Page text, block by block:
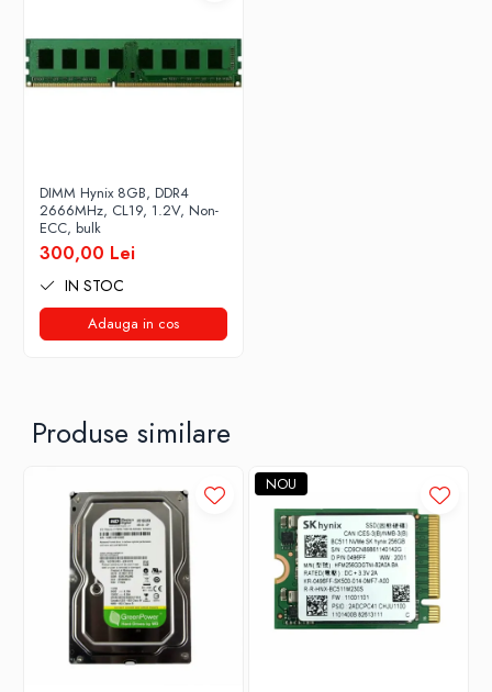
DIMM Hynix 8GB, DDR4
2666MHz, CL19, 1.2V, Non-
ECC, bulk
300,00 Lei
IN STOC
Adauga in cos
Produse similare
NOU